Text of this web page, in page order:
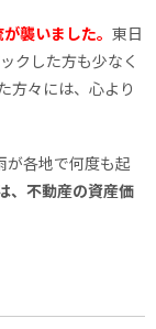
襲いました。 東日
クした方も少なく
方々には、心より
が各地で何度も起
、不動産の資産価